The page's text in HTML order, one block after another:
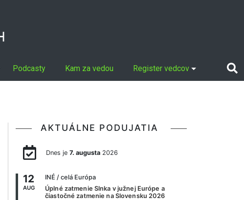
Podcasty Kam za vedou Register vedcov
AKTUÁLNE PODUJATIA
Dnes je 7. augusta2026
12
AUG
INÉ / celá Európa
Úplné zatmenie Slnka v južnej Európe a
čiastočné zatmenie na Slovensku 2026